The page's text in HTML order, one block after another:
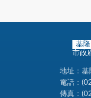
基隆
市政
地址：基
電話：
傳真：